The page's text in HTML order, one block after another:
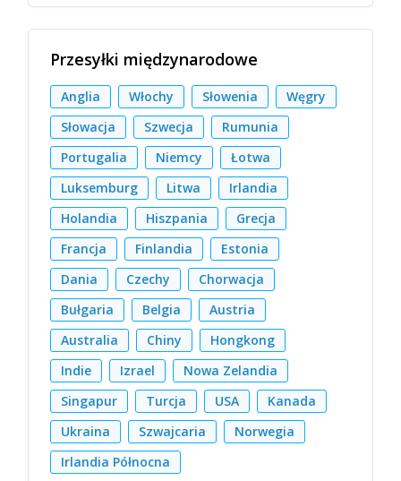
Przesyłki międzynarodowe
Anglia Włochy Słowenia
Węgry
Słowacja
Szwecja
Rumunia
Portugalia
Niemcy
Łotwa
Luksemburg
Litwa
Irlandia
Holandia
Hiszpania
Grecja
Francja
Finlandia
Estonia
Dania
Czechy
Chorwacja
Bułgaria
Belgia
Austria
Australia
Chiny
Hongkong
Indie
Izrael
Nowa Zelandia
Singapur
Turcja USA
Kanada
Ukraina
Szwajcaria
Norwegia
Irlandia Północna